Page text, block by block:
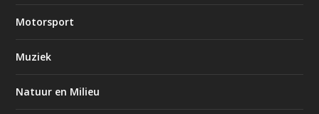
Motorsport
Muziek
Natuur en Milieu